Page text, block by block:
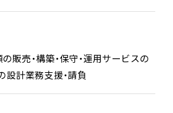
販売・構築・保守・運用サービスの
設計業務支援・請負